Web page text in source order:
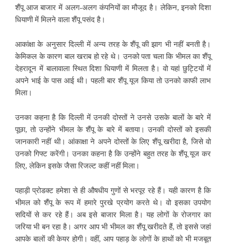
शैंपू आज बाजार में अलग-अलग कंपनियों का मौजूद है। लेकिन, इनको दिशा
धियाणी में मिलने वाला शैंपू पसंद है।
आकांक्षा के अनुसार दिल्ली में अन्य तरह के शैंपू की झाग भी नहीं बनती है।
केमिकल के कारण बाल खराब हो रहे थे। उनको पता चला कि भीमल का शैंपू
देहरादून में बालावाला स्थित दिशा धियाणी में मिलता है। वो यहां छुट्टियों में
अपने भाई के पास आई थी। पहली बार शैंपू यूज किया तो उनको काफी लाभ
मिला।
उनका कहना है कि दिल्ली में उनकी दोस्तों ने उनसे उसके बालों के बारे में
पूछा, तो उन्होंने भीमल के शैंपू के बारे में बताया। उनकी दोस्तों को इसकी
जानकारी नहीं थी। आंकाक्षा ने अपने दोस्तों के लिए शैंपू खरीदा है, जिसे वो
उनको गिफ्ट करेंगी। उनका कहना है कि उन्होंने बहुत तरह के शैंपू यूज कर
लिए, लेकिन इसके जैसा रिजल्ट कहीं नहीं मिला।
पहाड़ी प्रोडक्ट हमेशा से ही औषधीय गुणों से भरपूर रहे हैं। यही कारण है कि
भीमल को शैंपू के रूप में हमारे पुरखे प्रयोग करते थे। वो इसका उपयोग
सदियों से कर रहे हैं। अब इसे बाजार मिला है। यह लोगों के रोजगार का
जरिया भी बन रहा है। अगर आप भी भीमल का शैंपू खरीदते हैं, तो इससे जहां
आपके बालों की केयर होगी। वहीं, आप पहाड़ के लोगों के हाथों को भी मजबूत